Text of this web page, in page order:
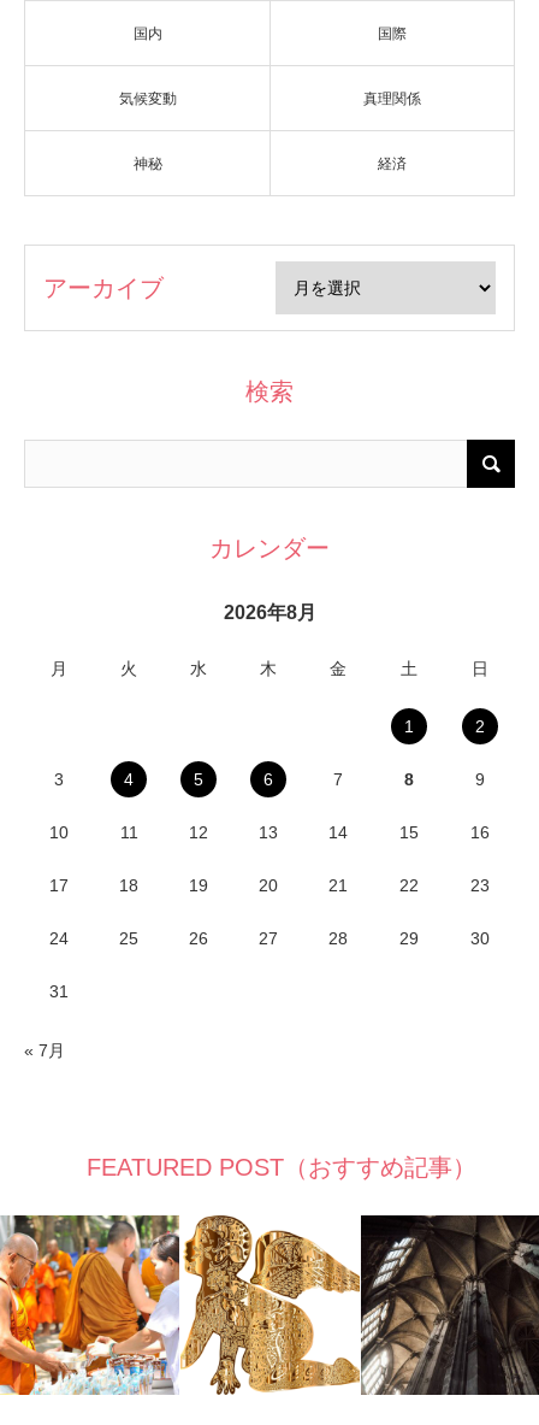
国内 国際
気候変動 真理関係
神秘 経済
アーカイブ
検索
カレンダー
2026年8月
月 火 水 木 金 土 日
1 2
3 4 5 6 7 8 9
10 11 12 13 14 15 16
17 18 19 20 21 22 23
24 25 26 27 28 29 30
31
« 7月
FEATURED POST（おすすめ記事）